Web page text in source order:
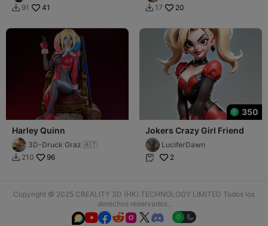
 91 41  17 20
Harley Quinn
3D-Druck Graz 🇦🇹
 210 96
350
Jokers Crazy Girl Friend
LuciferDawn
 2
Copyright © 2025 CREALITY 3D (HK) TECHNOLOGY LIMITED Todos los
derechos reservados.,
  